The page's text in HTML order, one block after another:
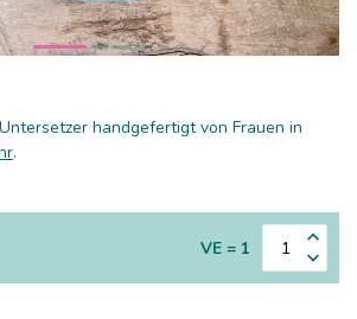
handgefertigt von Frauen in
.
VE = 1